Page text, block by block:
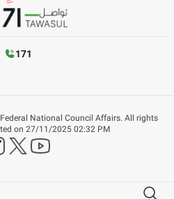
171
National Council Affairs. All rights
on 27/11/2025 02:32 PM
instagram
twitter